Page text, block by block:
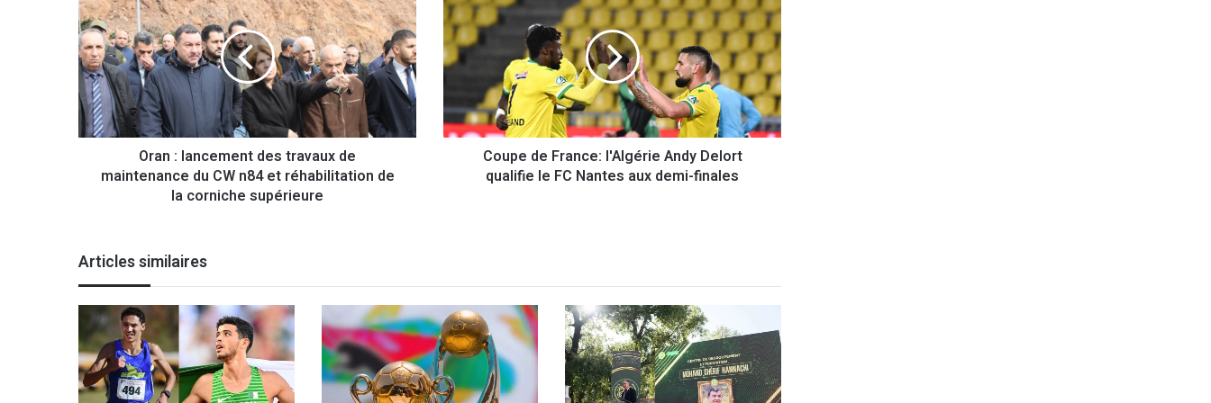
r
a
n
:
a
n
c
e
s
t
a
v
a
u
Oran : lancement des travaux de
maintenance du CW n84 et réhabilitation de
la corniche supérieure
o
u
p
e
F
r
A
l
g
é
r
i
e
Coupe de France: l'Algérie Andy Delort
qualifie le FC Nantes aux demi-finales
Articles similaires